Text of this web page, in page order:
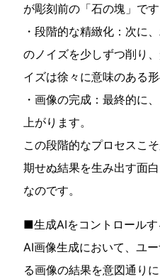
が彫刻前の「石の塊」です
・段階的な精緻化：次に
のノイズを少しずつ削り
イズは徐々に意味のある
・画像の完成：最終的に
上がります。
この段階的なプロセスこ
期せぬ結果を生み出す面
なのです。
■生成AIをコントロール
AI画像生成において、ユ
る画像の結果を意図通り